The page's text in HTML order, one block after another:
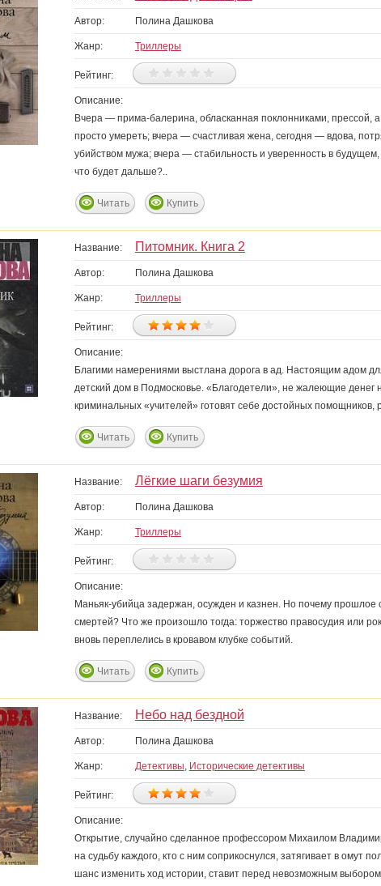
Автор: Полина Дашкова
Жанр: Триллеры
Рейтинг:
Описание:
Вчера — прима-балерина, обласканная поклонниками, прессой,
просто умереть; вчера — счастливая жена, сегодня — вдова,
убийством мужа; вчера — стабильность и уверенность в
что будет дальше?..
Читать Купить
Название: Питомник. Книга 2
Автор: Полина Дашкова
Жанр: Триллеры
Рейтинг:
Описание:
Благими намерениями выстлана дорога в ад. Настоящим адом
детский дом в Подмосковье. «Благодетели», не жалеющие
криминальных «учителей» готовят себе достойных
Читать Купить
Название: Лёгкие шаги безумия
Автор: Полина Дашкова
Жанр: Триллеры
Рейтинг:
Описание:
Маньяк-убийца задержан, осужден и казнен. Но почему
смертей? Что же произошло тогда: торжество правосудия или
вновь переплелись в кровавом клубке событий.
Читать Купить
Название: Небо над бездной
Автор: Полина Дашкова
Жанр: Детективы, Исторические детективы
Рейтинг:
Описание:
Открытие, случайно сделанное профессором Михаилом
на судьбу каждого, кто с ним соприкоснулся, затягивает в омут
шанс изменить ход истории, ставит перед невозможным